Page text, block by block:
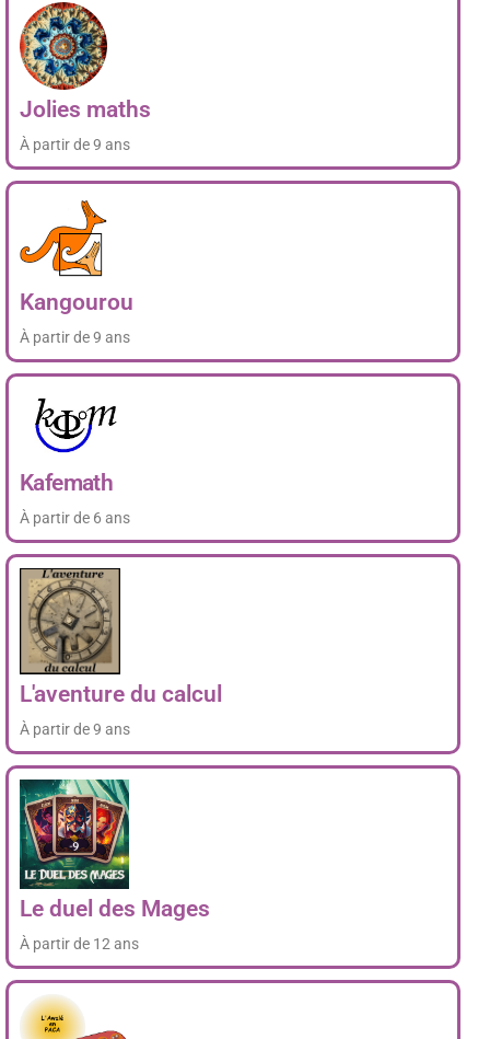
Jolies maths
À partir de 9 ans
Kangourou
À partir de 9 ans
Kafemath
À partir de 6 ans
L'aventure du calcul
À partir de 9 ans
Le duel des Mages
À partir de 12 ans